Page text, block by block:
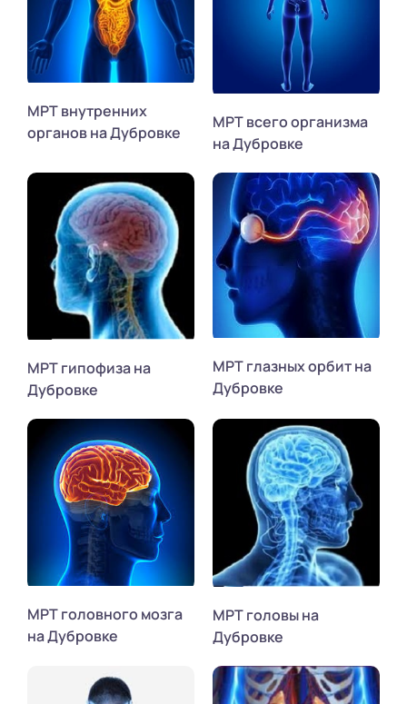
МРТ внутренних
органов на Дубровке
МРТ всего организма
на Дубровке
МРТ гипофиза на
Дубровке
МРТ глазных орбит на
Дубровке
МРТ головного мозга
на Дубровке
МРТ головы на
Дубровке